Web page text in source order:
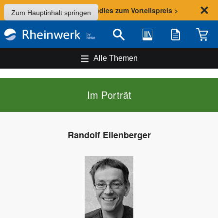
Zum Hauptinhalt springen
Sommer-Aktion: Bundles zum Vorteilspreis >
Suche Bibliothek Merkliste
Alle Themen
Im Porträt
Randolf Eilenberger